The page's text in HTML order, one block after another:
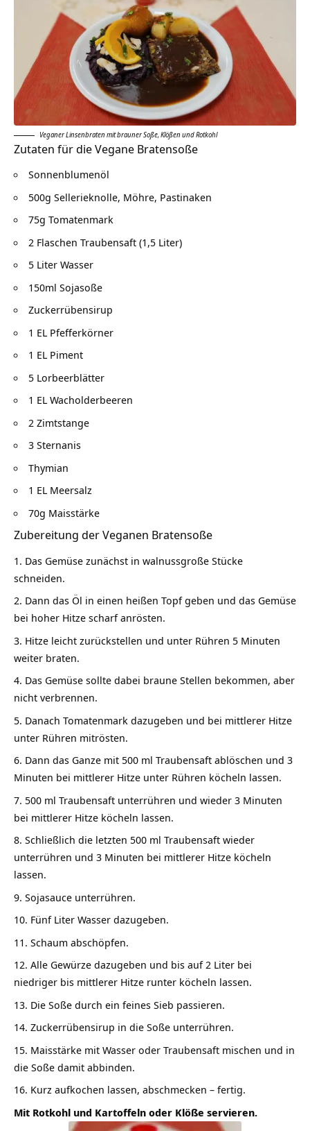
Veganer Linsenbraten mit brauner Soße, Klößen und Rotkohl
Zutaten für die Vegane Bratensoße
Sonnenblumenöl
500g Sellerieknolle, Möhre, Pastinaken
75g Tomatenmark
2 Flaschen Traubensaft (1,5 Liter)
5 Liter Wasser
150ml Sojasoße
Zuckerrübensirup
1 EL Pfefferkörner
1 EL Piment
5 Lorbeerblätter
1 EL Wacholderbeeren
2 Zimtstange
3 Sternanis
Thymian
1 EL Meersalz
70g Maisstärke
Zubereitung der Veganen Bratensoße
Das Gemüse zunächst in walnussgroße Stücke
schneiden.
Dann das Öl in einen heißen Topf geben und das Gemüse
bei hoher Hitze scharf anrösten.
Hitze leicht zurückstellen und unter Rühren 5 Minuten
weiter braten.
Das Gemüse sollte dabei braune Stellen bekommen, aber
nicht verbrennen.
Danach Tomatenmark dazugeben und bei mittlerer Hitze
unter Rühren mitrösten.
Dann das Ganze mit 500 ml Traubensaft ablöschen und 3
Minuten bei mittlerer Hitze unter Rühren köcheln lassen.
500 ml Traubensaft unterrühren und wieder 3 Minuten
bei mittlerer Hitze köcheln lassen.
Schließlich die letzten 500 ml Traubensaft wieder
unterrühren und 3 Minuten bei mittlerer Hitze köcheln
lassen.
Sojasauce unterrühren.
Fünf Liter Wasser dazugeben.
Schaum abschöpfen.
Alle Gewürze dazugeben und bis auf 2 Liter bei
niedriger bis mittlerer Hitze runter köcheln lassen.
Die Soße durch ein feines Sieb passieren.
Zuckerrübensirup in die Soße unterrühren.
Maisstärke mit Wasser oder Traubensaft mischen und in
die Soße damit abbinden.
Kurz aufkochen lassen, abschmecken – fertig.
Mit Rotkohl und Kartoffeln oder Klöße servieren.